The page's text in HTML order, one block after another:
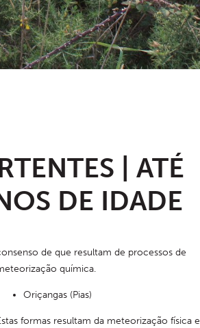
| ATÉ
DE IDADE
de que resultam de processos de
química.
Oriçangas (Pias)
formas resultam da meteorização física e